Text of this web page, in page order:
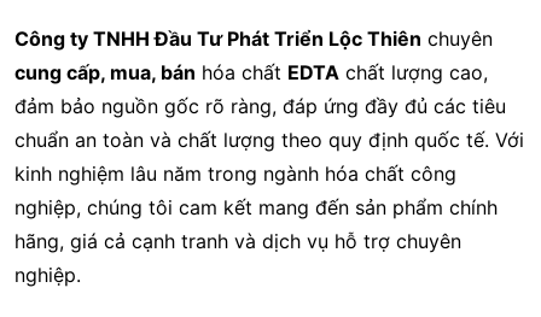
Công ty TNHH Đầu Tư Phát Triển Lộc Thiên chuyên
cung cấp, mua, bán hóa chất EDTA chất lượng cao,
đảm bảo nguồn gốc rõ ràng, đáp ứng đầy đủ các tiêu
chuẩn an toàn và chất lượng theo quy định quốc tế. Với
kinh nghiệm lâu năm trong ngành hóa chất công
nghiệp, chúng tôi cam kết mang đến sản phẩm chính
hãng, giá cả cạnh tranh và dịch vụ hỗ trợ chuyên
nghiệp.